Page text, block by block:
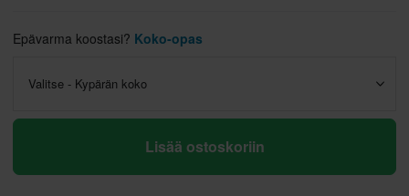
Epävarma koostasi? Koko-opas
Valitse - Kypärän koko
Lisää ostoskoriin